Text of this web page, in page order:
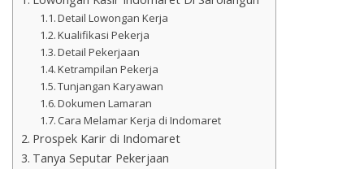
Detail Lowongan Kerja
Kualifikasi Pekerja
Detail Pekerjaan
Ketrampilan Pekerja
Tunjangan Karyawan
Dokumen Lamaran
Cara Melamar Kerja di Indomaret
Prospek Karir di Indomaret
Tanya Seputar Pekerjaan